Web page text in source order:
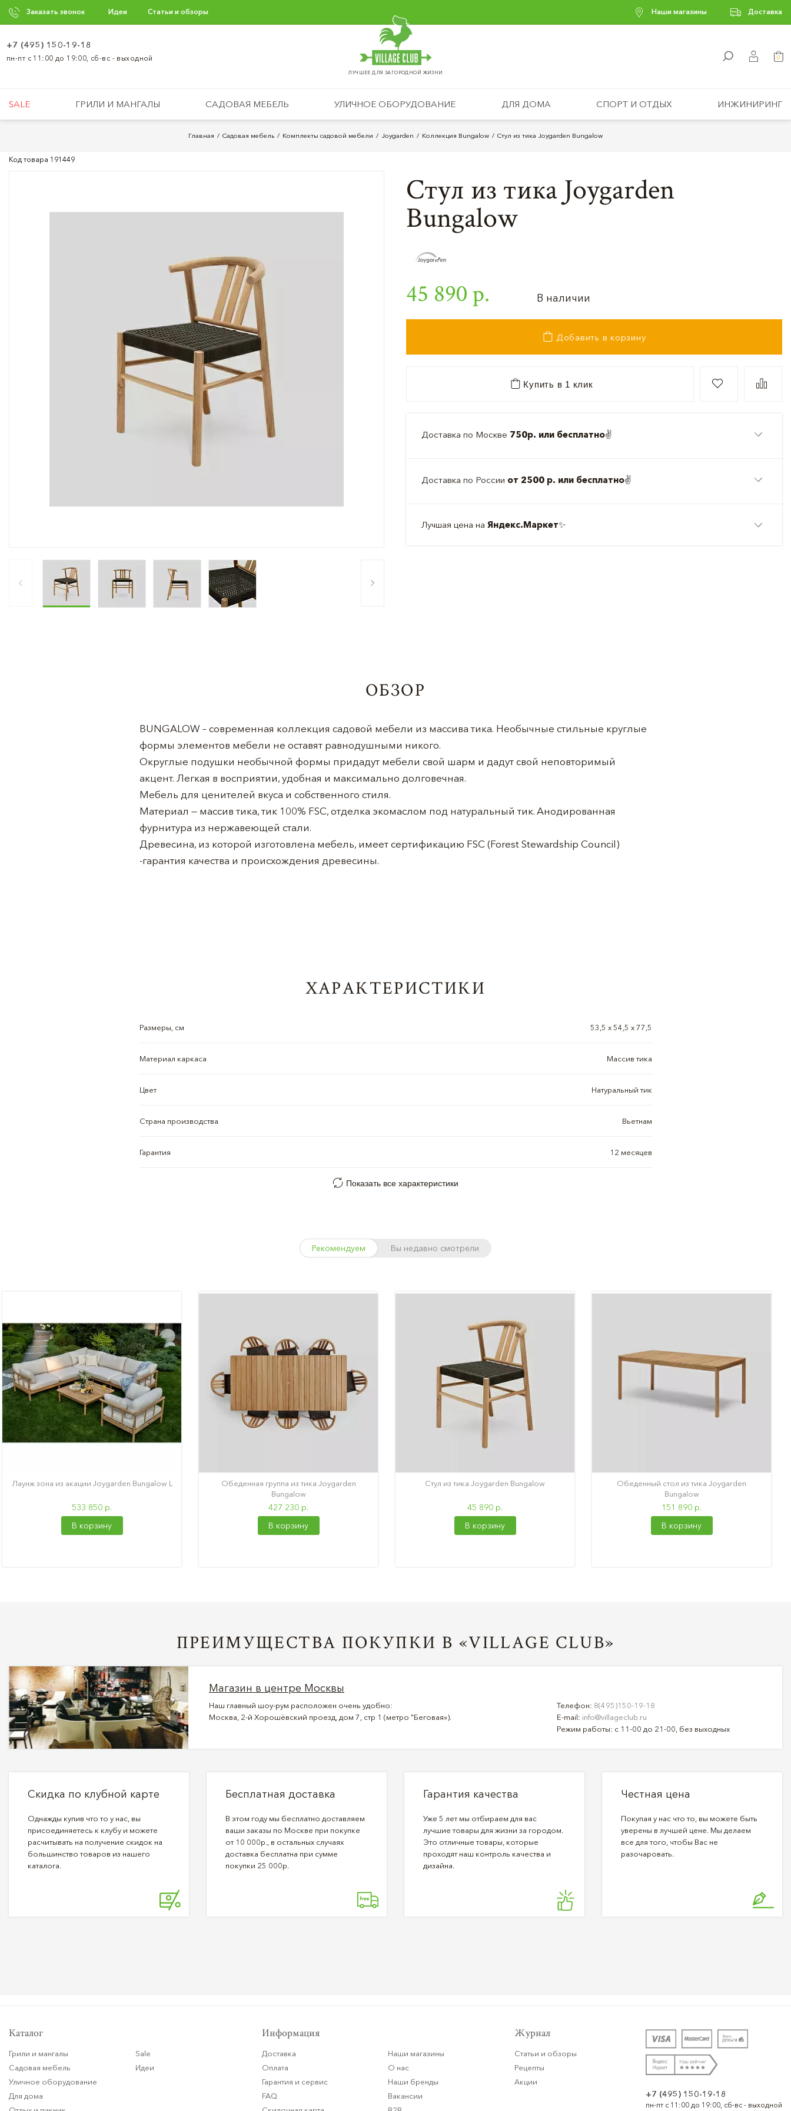
Заказать звонок Идеи Статьи и обзоры Наши магазины Доставка
ЛУЧШЕЕ ДЛЯ ЗАГОРОДНОЙ ЖИЗНИ
+7 (495) 150-19-18
пн-пт с 11:00 до 19:00, сб-вс - выходной 0
SALE ГРИЛИ И МАНГАЛЫ САДОВАЯ МЕБЕЛЬ УЛИЧНОЕ ОБОРУДОВАНИЕ ДЛЯ ДОМА СПОРТ И ОТДЫХ ИНЖИНИРИНГ
Главная Садовая мебель Комплекты садовой мебели Joygarden Коллекция Bungalow Стул из тика Joygarden Bungalow
Код товара 191449
Стул из тика Joygarden
Bungalow
45 890 р. В наличии
Добавить в корзину
Купить в 1 клик
Доставка по Москве 750р. или бесплатно✌️
Доставка по России от 2500 р. или бесплатно✌️
Лучшая цена на Яндекс.Маркет✨
ОБЗОР
BUNGALOW – современная коллекция садовой мебели из массива тика. Необычные стильные круглые
формы элементов мебели не оставят равнодушными никого.
Округлые подушки необычной формы придадут мебели свой шарм и дадут свой неповторимый
акцент. Легкая в восприятии, удобная и максимально долговечная.
Мебель для ценителей вкуса и собственного стиля.
Материал — массив тика, тик 100% FSC, отделка экомаслом под натуральный тик. Анодированная
фурнитура из нержавеющей стали.
Древесина, из которой изготовлена мебель, имеет сертификацию FSC (Forest Stewardship Council)
-гарантия качества и происхождения древесины.
ХАРАКТЕРИСТИКИ
Размеры, см 53,5 х 54,5 x 77,5
Материал каркаса Массив тика
Цвет Натуральный тик
Страна производства Вьетнам
Гарантия 12 месяцев
Показать все характеристики
Рекомендуем Вы недавно смотрели
Лаунж зона из акации Joygarden Bungalow L
533 850 р.
В корзину
Обеденная группа из тика Joygarden
Bungalow
427 230 р.
В корзину
Стул из тика Joygarden Bungalow
45 890 р.
В корзину
Обеденный стол из тика Joygarden
Bungalow
151 890 р.
В корзину
ПРЕИМУЩЕСТВА ПОКУПКИ В «VILLAGE CLUB»
Магазин в центре Москвы
Наш главный шоу-рум расположен очень удобно:
Москва, 2-й Хорошёвский проезд, дом 7, стр 1 (метро "Беговая»).
Телефон: 8(495)150-19-18
E-mail: info@villageclub.ru
Режим работы: с 11-00 до 21-00, без выходных
Скидка по клубной карте
Однажды купив что то у нас, вы
присоединяетесь к клубу и можете
расчитывать на получение скидок на
большинство товаров из нашего
каталога.
Бесплатная доставка
В этом году мы бесплатно доставляем
ваши заказы по Москве при покупке
от 10 000р., в остальных случаях
доставка бесплатна при сумме
покупки 25 000р.
Гарантия качества
Уже 5 лет мы отбираем для вас
лучшие товары для жизни за городом.
Это отличные товары, которые
проходят наш контроль качества и
дизайна.
Честная цена
Покупая у нас что то, вы можете быть
уверены в лучшей цене. Мы делаем
все для того, чтобы Вас не
разочаровать.
Каталог
Грили и мангалы
Садовая мебель
Уличное оборудование
Для дома
Sale
Идеи
Информация
Доставка
Оплата
Гарантия и сервис
FAQ
Наши магазины
О нас
Наши бренды
Вакансии
Журнал
Статьи и обзоры
Рецепты
Акции
+7 (495) 150-19-18
пн-пт с 11:00 до 19:00, сб-вс - выходной